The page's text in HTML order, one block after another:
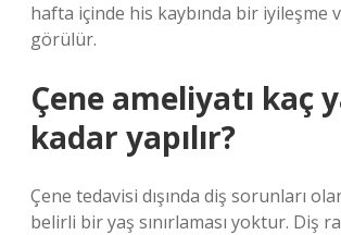
hafta içinde his kaybında bir iyileşme
görülür.
Çene ameliyatı kaç
kadar yapılır?
Çene tedavisi dışında diş sorunları
belirli bir yaş sınırlaması yoktur. Diş